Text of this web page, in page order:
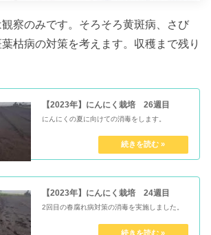
察のみです。そろそろ黄斑病、さび
枯病の対策を考えます。収穫まで残り
【2023年】にんにく栽培 26週目
にんにくの夏に向けての消毒をします。
【2023年】にんにく栽培 24週目
2回目の春腐れ病対策の消毒を実施しました。